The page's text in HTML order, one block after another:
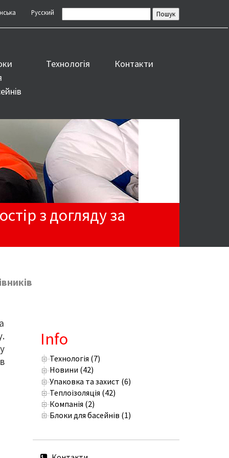
Русский
Технологія Контакти
з догляду за
Info
Технологія (7)
Новини (42)
Упаковка та захист (6)
Теплоізоляція (42)
Компанія (2)
Блоки для басейнів (1)